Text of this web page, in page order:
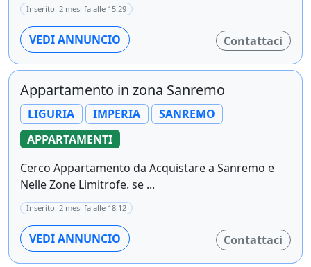
Inserito: 2 mesi fa alle 15:29
VEDI ANNUNCIO Contattaci
Appartamento in zona Sanremo
LIGURIA IMPERIA
SANREMO
APPARTAMENTI
Cerco Appartamento da Acquistare a Sanremo e
Nelle Zone Limitrofe. se ...
Inserito: 2 mesi fa alle 18:12
VEDI ANNUNCIO Contattaci